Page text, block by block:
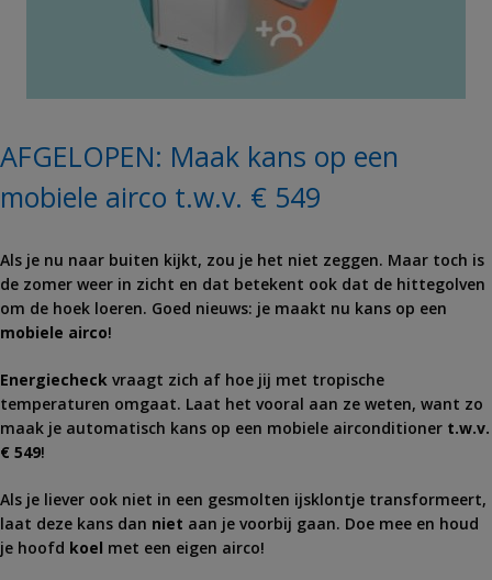
AFGELOPEN: Maak kans op een
mobiele airco t.w.v. € 549
Als je nu naar buiten kijkt, zou je het niet zeggen. Maar toch is
de zomer weer in zicht en dat betekent ook dat de hittegolven
om de hoek loeren. Goed nieuws: je maakt nu kans op een
mobiele airco!
Energiecheck vraagt zich af hoe jij met tropische
temperaturen omgaat. Laat het vooral aan ze weten, want zo
maak je automatisch kans op een mobiele airconditioner t.w.v.
€ 549!
Als je liever ook niet in een gesmolten ijsklontje transformeert,
laat deze kans dan niet aan je voorbij gaan. Doe mee en houd
je hoofd koel met een eigen airco!